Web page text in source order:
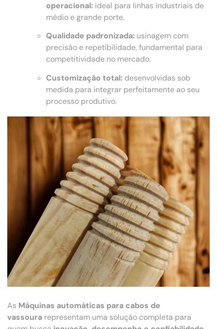
operacional: ideal para linhas industriais de
médio e grande porte.
Qualidade padronizada: usinagem com
precisão e repetibilidade, fundamental para
competitividade no mercado.
Customização total: desenvolvidas sob
medida para integrar perfeitamente ao seu
processo produtivo.
As Máquinas automáticas para cabos de
vassoura representam uma solução completa para